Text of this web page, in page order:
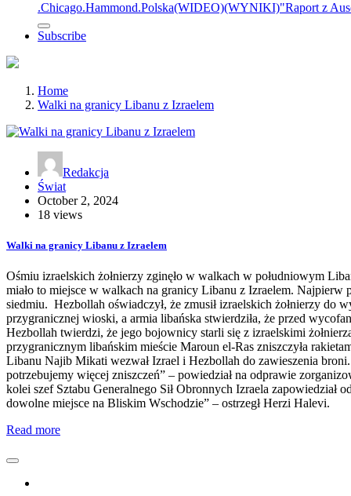
.Chicago.Hammond.Polska(WIDEO)(WYNIKI)"Raport z
Subscribe
Home
Walki na granicy Libanu z Izraelem
Redakcja
Świat
October 2, 2024
18 views
Walki na granicy Libanu z Izraelem
Ośmiu izraelskich żołnierzy zginęło w walkach w południowym
miało to miejsce w walkach na granicy Libanu z Izraelem.
siedmiu. Hezbollah oświadczył, że zmusił izraelskich żołnierzy do
przygranicznej wioski, a armia libańska stwierdziła, że ​​przed
Hezbollah twierdzi, że jego bojownicy starli się z izraelskimi
przygranicznym libańskim mieście Maroun el-Ras zniszczyła
Libanu Najib Mikati wezwał Izrael i Hezbollah do zawieszenia
potrzebujemy więcej zniszczeń” – powiedział na odprawie
kolei szef Sztabu Generalnego Sił Obronnych Izraela
dowolne miejsce na Bliskim Wschodzie” – ostrzegł Herzi Halevi.
Read more